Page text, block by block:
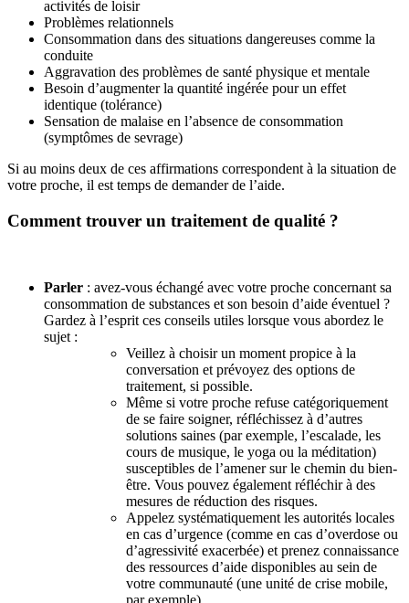
activités de loisir
Problèmes relationnels
Consommation dans des situations dangereuses comme la
conduite
Aggravation des problèmes de santé physique et mentale
Besoin d’augmenter la quantité ingérée pour un effet
identique (tolérance)
Sensation de malaise en l’absence de consommation
(symptômes de sevrage)
Si au moins deux de ces affirmations correspondent à la situation de
votre proche, il est temps de demander de l’aide.
Comment trouver un traitement de qualité ?
Parler : avez-vous échangé avec votre proche concernant sa
consommation de substances et son besoin d’aide éventuel ?
Gardez à l’esprit ces conseils utiles lorsque vous abordez le
sujet :
Veillez à choisir un moment propice à la
conversation et prévoyez des options de
traitement, si possible.
Même si votre proche refuse catégoriquement
de se faire soigner, réfléchissez à d’autres
solutions saines (par exemple, l’escalade, les
cours de musique, le yoga ou la méditation)
susceptibles de l’amener sur le chemin du bien-
être. Vous pouvez également réfléchir à des
mesures de réduction des risques.
Appelez systématiquement les autorités locales
en cas d’urgence (comme en cas d’overdose ou
d’agressivité exacerbée) et prenez connaissance
des ressources d’aide disponibles au sein de
votre communauté (une unité de crise mobile,
par exemple).